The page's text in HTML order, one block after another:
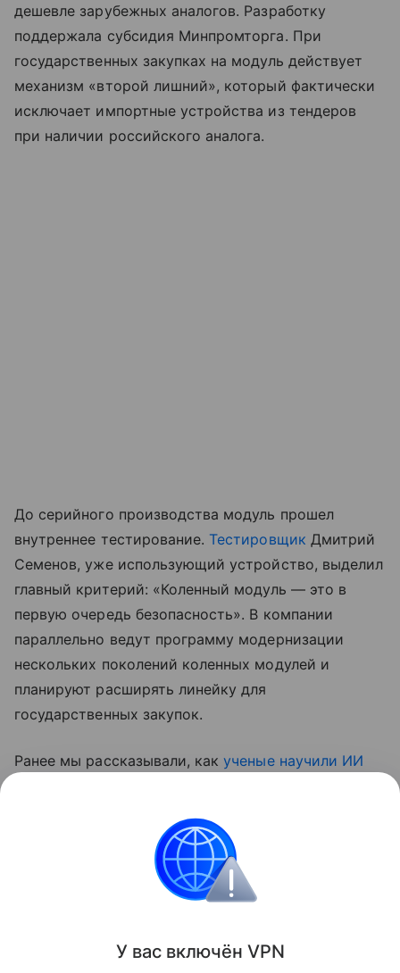
дешевле зарубежных аналогов. Разработку
поддержала субсидия Минпромторга. При
государственных закупках на модуль действует
механизм «второй лишний», который фактически
исключает импортные устройства из тендеров
при наличии российского аналога.
До серийного производства модуль прошел
внутреннее тестирование. Тестировщик Дмитрий
Семенов, уже использующий устройство, выделил
главный критерий: «Коленный модуль — это в
первую очередь безопасность». В компании
параллельно ведут программу модернизации
нескольких поколений коленных модулей и
планируют расширять линейку для
государственных закупок.
Ранее мы рассказывали, какученые научили ИИ
управлению протезами.
Поделиться
У вас включён VPN